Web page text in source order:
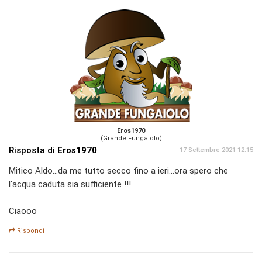
Eros1970
(Grande Fungaiolo)
Risposta di Eros1970 17 Settembre 2021 12:15
Mitico Aldo...da me tutto secco fino a ieri...ora spero che
l'acqua caduta sia sufficiente !!!
Ciaooo
Rispondi